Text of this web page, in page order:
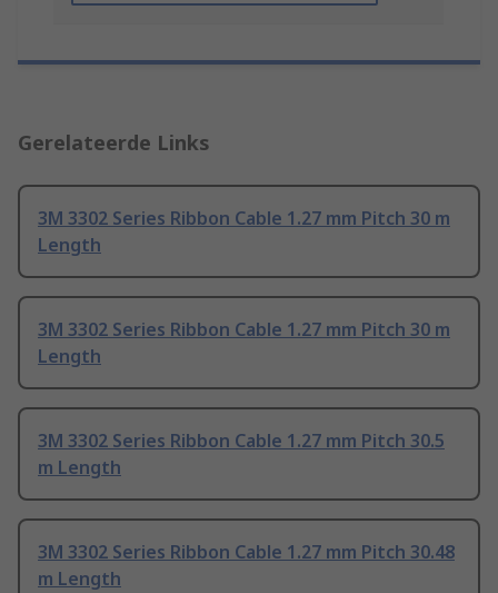
Gerelateerde Links
3M 3302 Series Ribbon Cable 1.27 mm Pitch 30 m
Length
3M 3302 Series Ribbon Cable 1.27 mm Pitch 30 m
Length
3M 3302 Series Ribbon Cable 1.27 mm Pitch 30.5
m Length
3M 3302 Series Ribbon Cable 1.27 mm Pitch 30.48
m Length